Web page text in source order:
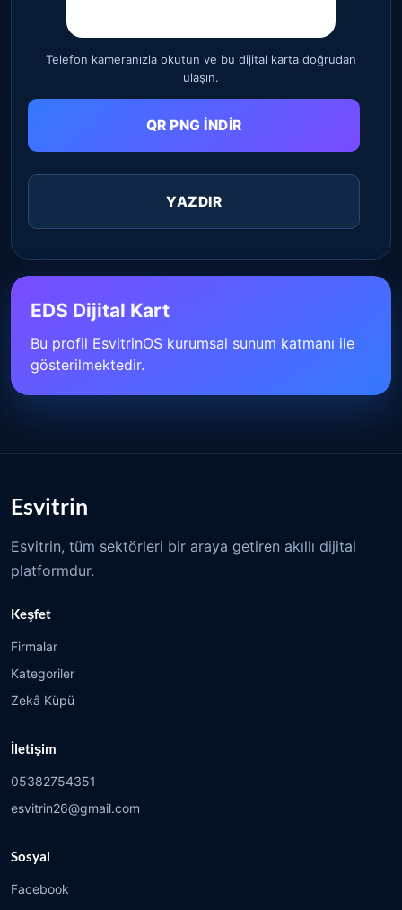
Telefon kameranızla okutun ve bu dijital karta doğrudan
ulaşın.
QR PNG İNDIR
YAZDIR
EDS Dijital Kart
Bu profil EsvitrinOS kurumsal sunum katmanı ile
gösterilmektedir.
Esvitrin
Esvitrin, tüm sektörleri bir araya getiren akıllı dijital
platformdur.
Keşfet
Firmalar
Kategoriler
Zekâ Küpü
İletişim
05382754351
esvitrin26@gmail.com
Sosyal
Facebook